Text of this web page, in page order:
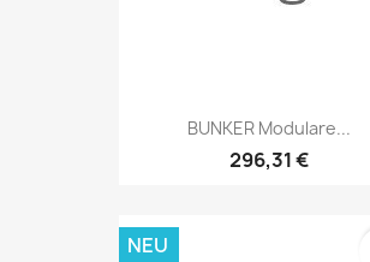
BUNKER Modulare...
296,31 €
NEU